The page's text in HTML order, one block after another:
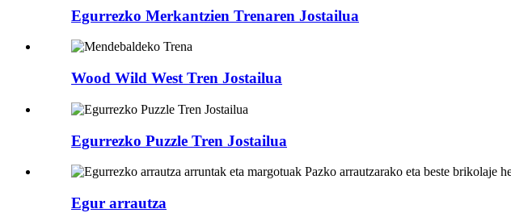
Egurrezko Merkantzien Trenaren Jostailua
Wood Wild West Tren Jostailua
Egurrezko Puzzle Tren Jostailua
Egur arrautza